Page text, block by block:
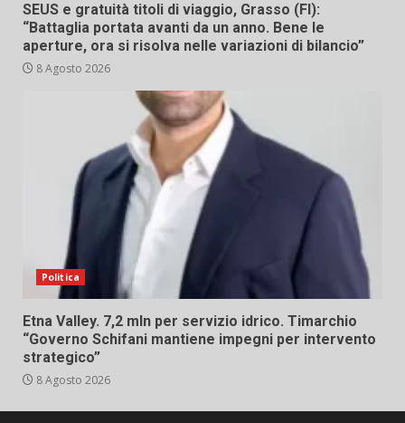
SEUS e gratuità titoli di viaggio, Grasso (FI):
“Battaglia portata avanti da un anno. Bene le
aperture, ora si risolva nelle variazioni di bilancio”
8 Agosto 2026
Politica
Etna Valley. 7,2 mln per servizio idrico. Timarchio
“Governo Schifani mantiene impegni per intervento
strategico”
8 Agosto 2026